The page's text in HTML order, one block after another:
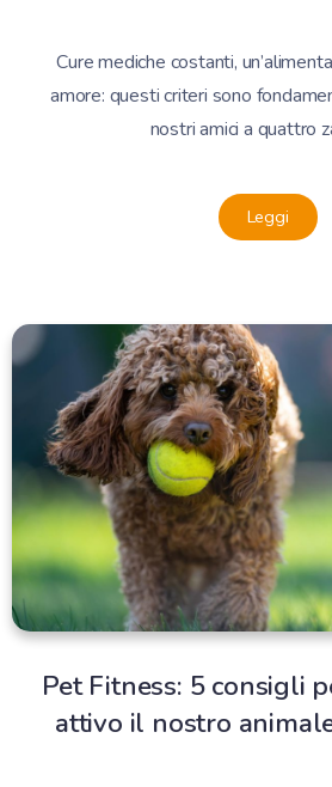
Cure mediche costanti,
amore: questi criteri sono
nostri amici a quattro
Leggi
Pet Fitness: 5 consigli
attivo il nostro